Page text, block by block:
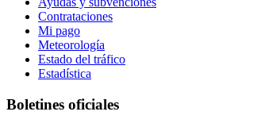
Contrataciones
Mi pago
Meteorología
Estado del tráfico
Estadística
Boletines oficiales